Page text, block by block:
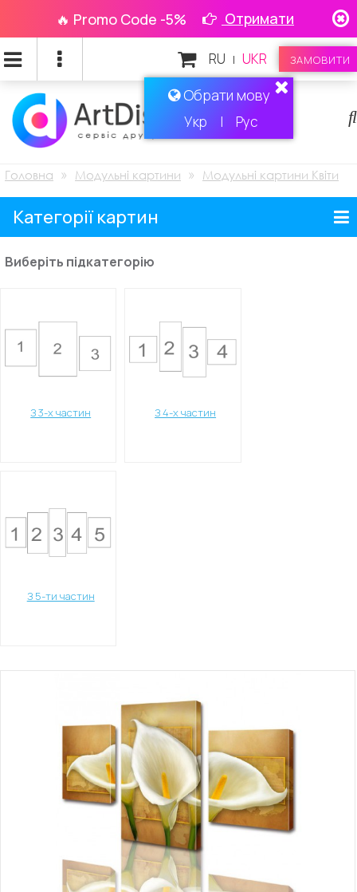
🔥 Promo Code -5% Отримати
Обрати мову
Укр | Рус
ЗАМОВИТИ
RU | UKR
Головна » Модульні картини » Модульні картини Квіти
Категорії картин
Виберіть підкатегорію
З 3-х частин З 4-х частин
З 5-ти частин